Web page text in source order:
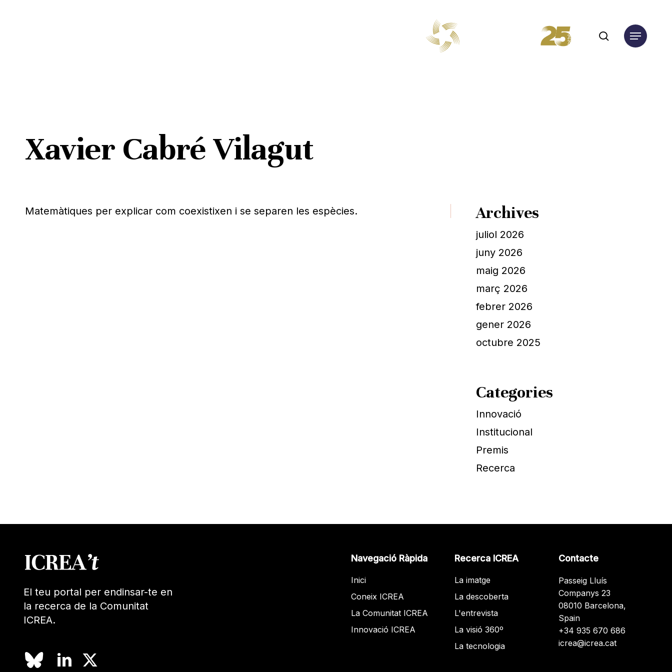
search
Menu
Xavier Cabré Vilagut
Matemàtiques per explicar com coexistixen i se separen les espècies. Archives
juliol 2026
juny 2026
maig 2026
març 2026
febrer 2026
gener 2026
octubre 2025
Categories
Innovació
Institucional
Premis
Recerca
El teu portal per endinsar-te en
la recerca de la Comunitat
ICREA.
Navegació Ràpida
Inici
Coneix ICREA
La Comunitat ICREA
Innovació ICREA
Recerca ICREA
La imatge
La descoberta
L'entrevista
La visió 360º
La tecnologia
Contacte
Passeig Lluís
Companys 23
08010 Barcelona,
Spain
+34 935 670 686
icrea@icrea.cat